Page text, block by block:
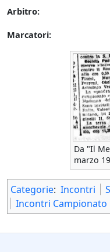
Arbitro:
Marcatori:
Da "Il
marzo
Categorie: Incontri
Incontri Campionato